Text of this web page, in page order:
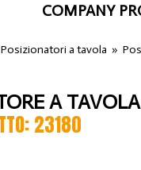
COMPANY
Posizionatori a tavola »
A
23180